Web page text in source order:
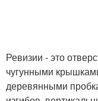
Ревизии - это
чугунными
деревянными